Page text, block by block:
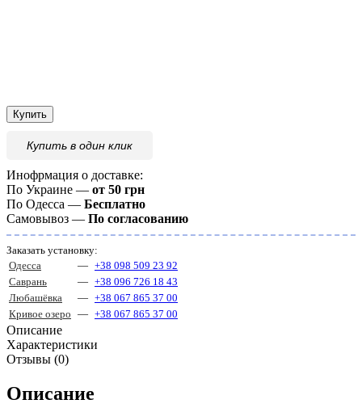
Купить
Купить в один клик
Инофрмация о доставке:
По Украине — от 50 грн
По Одесса — Бесплатно
Самовывоз — По согласованию
Заказать установку:
Одесса
— +38 098 509 23 92
Саврань
— +38 096 726 18 43
Любашёвка
— +38 067 865 37 00
Кривое озеро — +38 067 865 37 00
Описание
Характеристики
Отзывы (0)
Описание